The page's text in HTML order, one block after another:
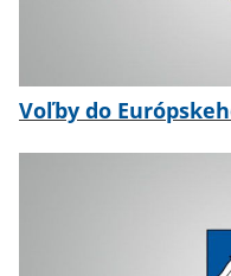
Voľby do